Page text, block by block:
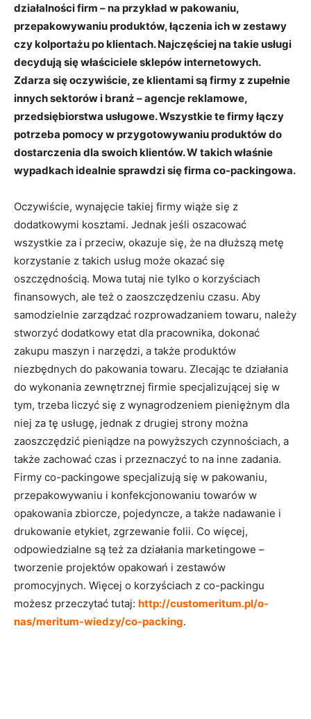
działalności firm – na przykład w pakowaniu,
przepakowywaniu produktów, łączenia ich w zestawy
czy kolportażu po klientach. Najczęściej na takie usługi
decydują się właściciele sklepów internetowych.
Zdarza się oczywiście, ze klientami są firmy z zupełnie
innych sektorów i branż – agencje reklamowe,
przedsiębiorstwa usługowe. Wszystkie te firmy łączy
potrzeba pomocy w przygotowywaniu produktów do
dostarczenia dla swoich klientów. W takich właśnie
wypadkach idealnie sprawdzi się firma co-packingowa.
Oczywiście, wynajęcie takiej firmy wiąże się z
dodatkowymi kosztami. Jednak jeśli oszacować
wszystkie za i przeciw, okazuje się, że na dłuższą metę
korzystanie z takich usług może okazać się
oszczędnością. Mowa tutaj nie tylko o korzyściach
finansowych, ale też o zaoszczędzeniu czasu. Aby
samodzielnie zarządzać rozprowadzaniem towaru, należy
stworzyć dodatkowy etat dla pracownika, dokonać
zakupu maszyn i narzędzi, a także produktów
niezbędnych do pakowania towaru. Zlecając te działania
do wykonania zewnętrznej firmie specjalizującej się w
tym, trzeba liczyć się z wynagrodzeniem pieniężnym dla
niej za tę usługę, jednak z drugiej strony można
zaoszczędzić pieniądze na powyższych czynnościach, a
także zachować czas i przeznaczyć to na inne zadania.
Firmy co-packingowe specjalizują się w pakowaniu,
przepakowywaniu i konfekcjonowaniu towarów w
opakowania zbiorcze, pojedyncze, a także nadawanie i
drukowanie etykiet, zgrzewanie folii. Co więcej,
odpowiedzialne są też za działania marketingowe –
tworzenie projektów opakowań i zestawów
promocyjnych. Więcej o korzyściach z co-packingu
możesz przeczytać tutaj: http://customeritum.pl/o-
nas/meritum-wiedzy/co-packing.